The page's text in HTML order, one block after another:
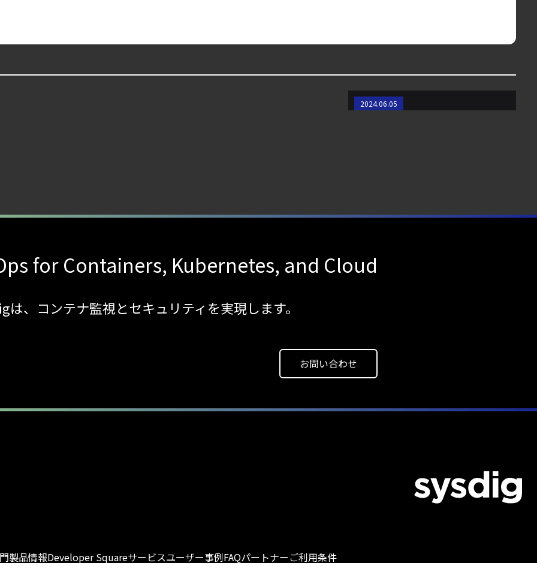
Sysdig 最新情報 - 2024年5月
2024.06.05
for Containers, Kubernetes, and Cloud
は、コンテナ監視とセキュリティを実現します。
お問い合わせ
製品情報Developer Squareサービスユーザー事例FAQパートナーご利用条件